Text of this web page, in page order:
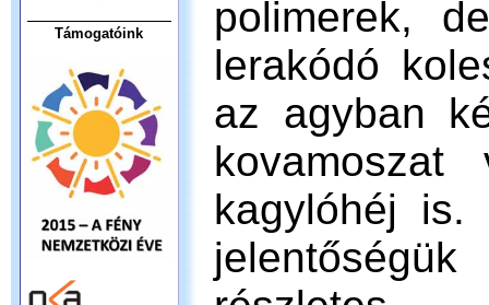
Támogatóink
polimerek,
lerakódó
az agyban
kagylóhéj is.